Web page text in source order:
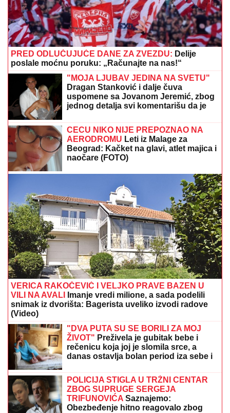
PRED ODLUČUJUĆE DANE ZA ZVEZDU: Delije
poslale moćnu poruku: „Računajte na nas!“
"MOJA LJUBAV JEDINA NA SVETU"
Dragan Stanković i dalje čuva
uspomene sa Jovanom Jeremić, zbog
jednog detalja svi komentarišu da je
CECU NIKO NIJE PREPOZNAO NA
AERODROMU Leti iz Malage za
Beograd: Kačket na glavi, atlet majica i
naočare (FOTO)
VERICA RAKOČEVIĆ I VELJKO PRAVE BAZEN U
VILI NA AVALI
Imanje vredi milione, a sada podelili
snimak iz dvorišta: Bagerista uveliko izvodi radove
(Video)
"DVA PUTA SU SE BORILI ZA MOJ
ŽIVOT" Preživela je gubitak bebe i
rečenicu koja joj je slomila srce, a
danas ostavlja bolan period iza sebe i
POLICIJA STIGLA U TRŽNI CENTAR
ZBOG SUPRUGE SERGEJA
TRIFUNOVIĆA Saznajemo:
Obezbeđenje hitno reagovalo zbog